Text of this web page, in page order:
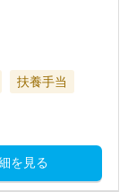
扶養手当
を見る